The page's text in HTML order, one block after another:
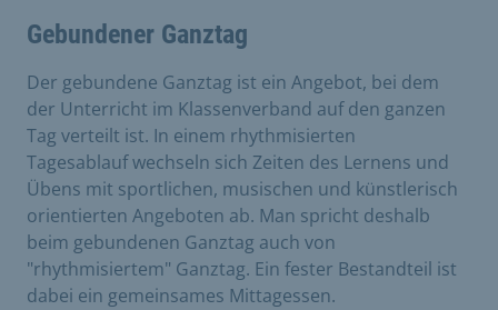
Gebundener Ganztag
Der gebundene Ganztag ist ein Angebot, bei dem
der Unterricht im Klassenverband auf den ganzen
Tag verteilt ist. In einem rhythmisierten
Tagesablauf wechseln sich Zeiten des Lernens und
Übens mit sportlichen, musischen und künstlerisch
orientierten Angeboten ab. Man spricht deshalb
beim gebundenen Ganztag auch von
"rhythmisiertem" Ganztag. Ein fester Bestandteil ist
dabei ein gemeinsames Mittagessen.